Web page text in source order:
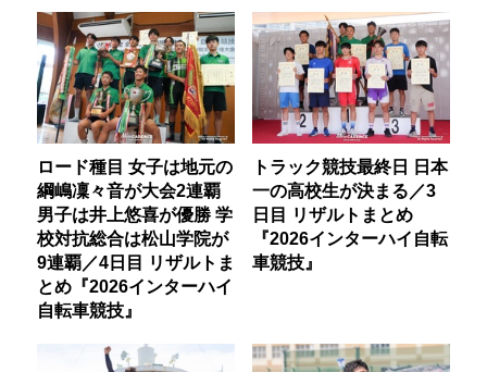
ロード種目 女子は地元の
綱嶋凜々音が大会2連覇
男子は井上悠喜が優勝 学
校対抗総合は松山学院が
9連覇／4日目 リザルトま
とめ『2026インターハイ
自転車競技』
トラック競技最終日 日本
一の高校生が決まる／3
日目 リザルトまとめ
『2026インターハイ自転
車競技』